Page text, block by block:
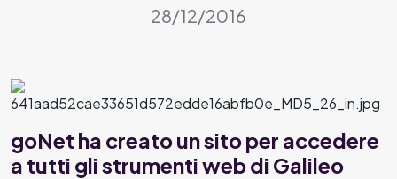
28/12/2016
goNet ha creato un sito per accedere
a tutti gli strumenti web di Galileo